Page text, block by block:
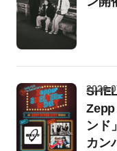
ンド
カン
2026-